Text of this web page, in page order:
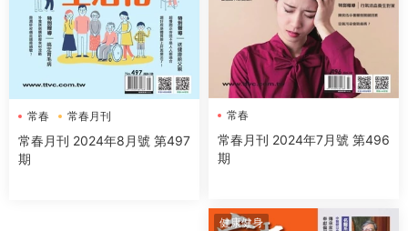
常春 常春月刊
常春月刊 2024年8月號 第497
期
常春
常春月刊 2024年7月號 第496
期
健康健身